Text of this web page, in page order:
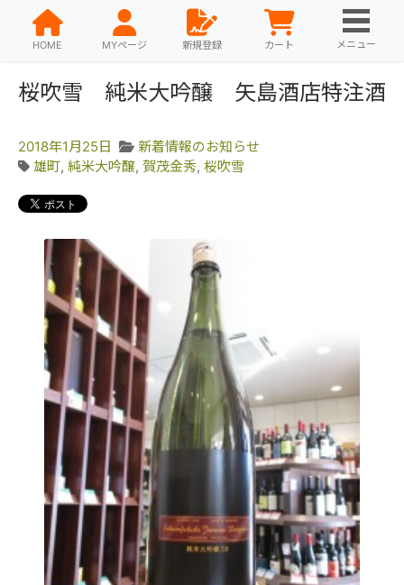
HOME MYページ 新規登録 カート メニュー
桜吹雪 純米大吟醸 矢島酒店特注酒
2018年1月25日
新着情報のお知らせ
雄町, 純米大吟醸, 賀茂金秀, 桜吹雪